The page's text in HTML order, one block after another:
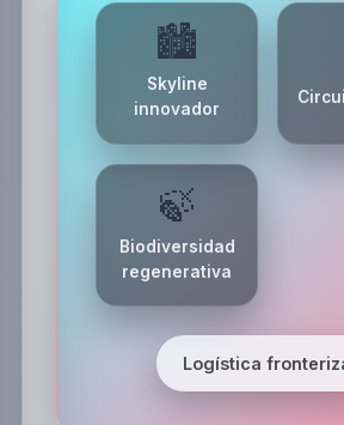
🏙️
Skyline
innovador
🍃
Biodiversidad
regenerativa
Logística